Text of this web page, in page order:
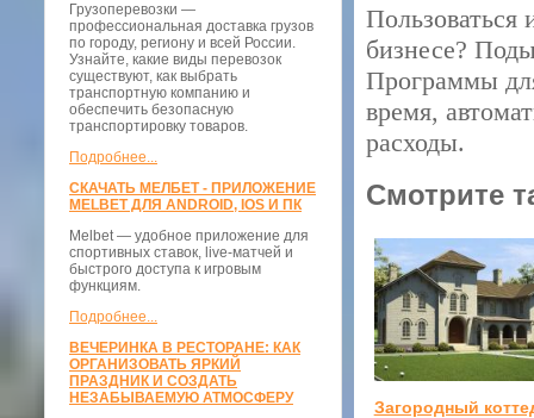
Грузоперевозки —
профессиональная доставка грузов
по городу, региону и всей России.
Узнайте, какие виды перевозок
существуют, как выбрать
транспортную компанию и
обеспечить безопасную
транспортировку товаров.
Подробнее...
СКАЧАТЬ МЕЛБЕТ - ПРИЛОЖЕНИЕ
MELBET ДЛЯ ANDROID, IOS И ПК
Melbet — удобное приложение для
спортивных ставок, live-матчей и
быстрого доступа к игровым
функциям.
Подробнее...
ВЕЧЕРИНКА В РЕСТОРАНЕ: КАК
ОРГАНИЗОВАТЬ ЯРКИЙ
ПРАЗДНИК И СОЗДАТЬ
НЕЗАБЫВАЕМУЮ АТМОСФЕРУ
бизнесе?
Программы
время,
расходы.
Смотрите
Загородный